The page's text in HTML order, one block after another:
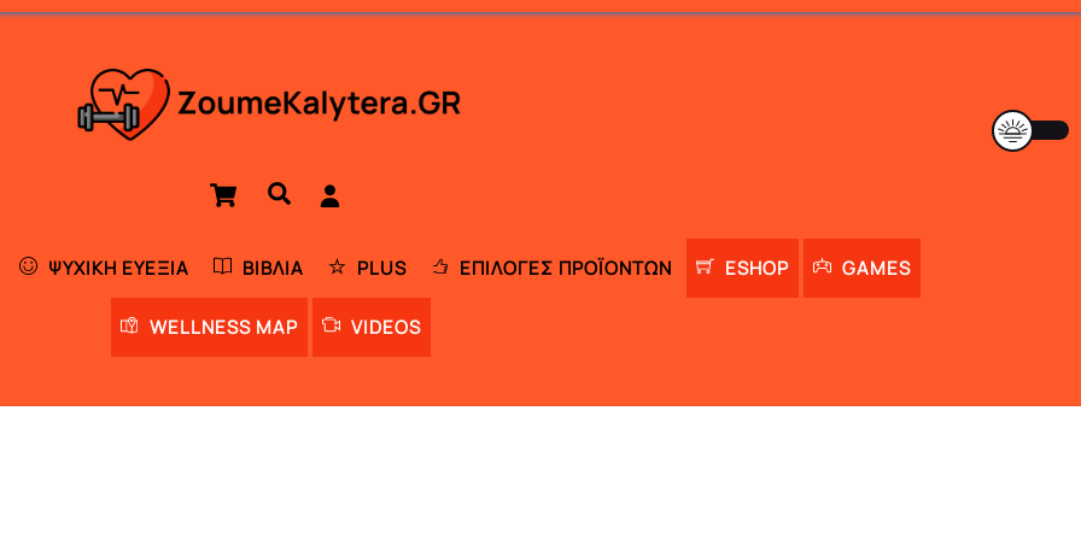
Cart Αναζήτηση
ΨΥΧΙΚΉ ΕΥΕΞΊΑ ΒΙΒΛΊΑ PLUS ΕΠΙΛΟΓΈΣ ΠΡΟΪΌΝΤΩΝ ESHOP GAMES
WELLNESS MAP VIDEOS